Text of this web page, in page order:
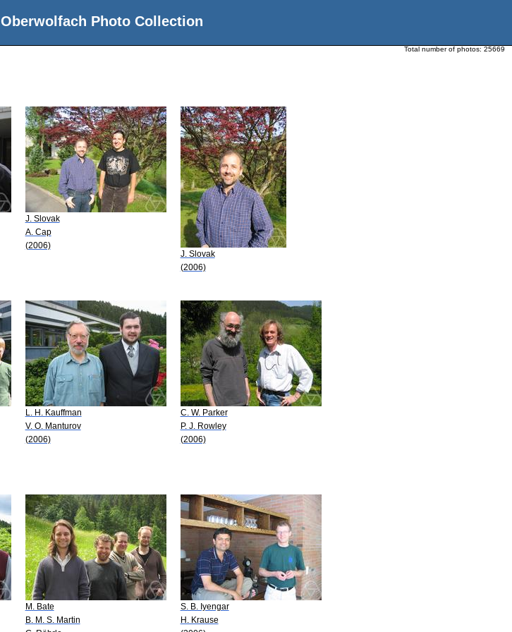
Oberwolfach Photo Collection
Total number of photos: 25669
J. Slovak
A. Cap
(2006)
J. Slovak
(2006)
L. H. Kauffman
V. O. Manturov
(2006)
C. W. Parker
P. J. Rowley
(2006)
M. Bate
B. M. S. Martin
S. B. Iyengar
H. Krause